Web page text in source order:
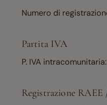
Numero di
Partita IVA
P. IVA
Registrazione RAEE